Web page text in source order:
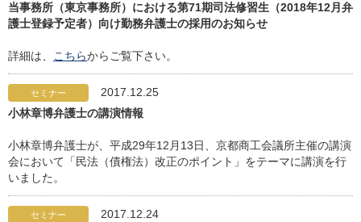
当事務所（東京事務所）における第71期司法修習生（2018年12月弁
護士登録予定者）向け勤務弁護士の採用のお知らせ
詳細は、 こちらからご覧下さい。
セミナー
2017.12.25
小林章博弁護士の講演情報
小林章博弁護士が、平成29年12月13日、京都商工会議所主催の講演
会において「民法（債権法）改正のポイント」をテーマに講演を行
いました。
セミナー
2017.12.24